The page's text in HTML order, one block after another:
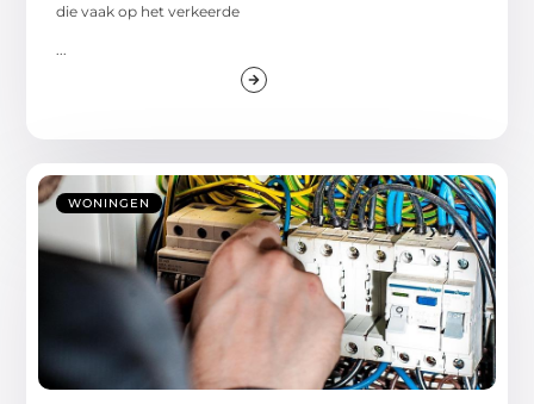
die vaak op het verkeerde
...
WONINGEN